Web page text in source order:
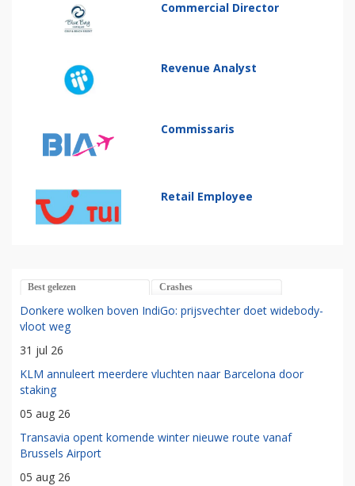
Commercial Director
Revenue Analyst
Commissaris
Retail Employee
Best gelezen Crashes
Donkere wolken boven IndiGo: prijsvechter doet widebody-
vloot weg
31 jul 26
KLM annuleert meerdere vluchten naar Barcelona door
staking
05 aug 26
Transavia opent komende winter nieuwe route vanaf
Brussels Airport
05 aug 26